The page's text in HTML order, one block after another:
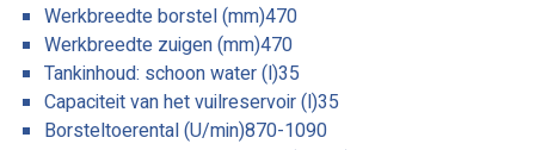
Werkbreedte borstel (mm)470
Werkbreedte zuigen (mm)470
Tankinhoud: schoon water (l)35
Capaciteit van het vuilreservoir (l)35
Borsteltoerental (U/min)870-1090